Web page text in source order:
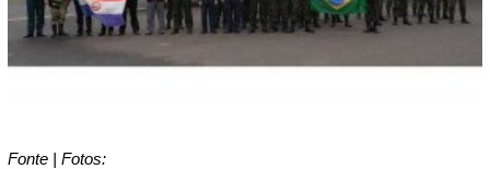
Fonte | Fotos: